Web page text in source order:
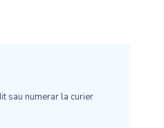
sau numerar la curier